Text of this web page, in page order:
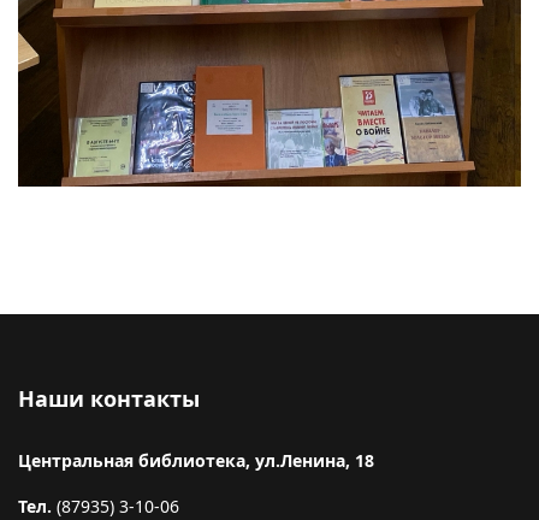
Наши контакты
Центральная библиотека, ул.Ленина, 18
Тел. (87935) 3-10-06